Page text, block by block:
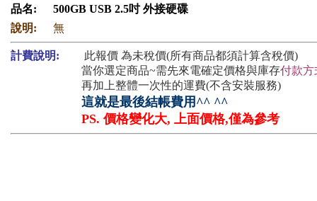
品名:
500GB USB 2.5吋 外接硬碟
說明:
無
計費說明:
此報價 為未稅價(所有商品都須計算含稅價)
當你選定商品~需先來電確定價格與庫存付款方
再加上整體一次性的運費(不含安裝服務)
這就是最後結帳費用^^ ^^
PS. 價格變化大, 上面價格,僅為參考